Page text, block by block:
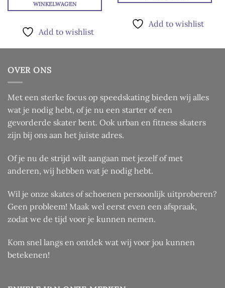
WINKELWAGEN
Add to wishlist
Add to wishlist
OVER ONS
Met een sterke focus op speedskating bieden wij alles
wat je nodig hebt, of je nu een starter of een
gevorderde skater bent. Ook urban en fitness skaters
zijn bij ons aan het juiste adres.
Of je nu de strijd wilt aangaan met jezelf of met
anderen, wij hebben wat je nodig hebt.
Wil je onze skates of schoenen persoonlijk uitproberen?
Geen probleem! Maak wel eerst even een afspraak,
zodat we de tijd voor je kunnen nemen.
Kom snel langs en ontdek wat wij voor jou kunnen
betekenen!